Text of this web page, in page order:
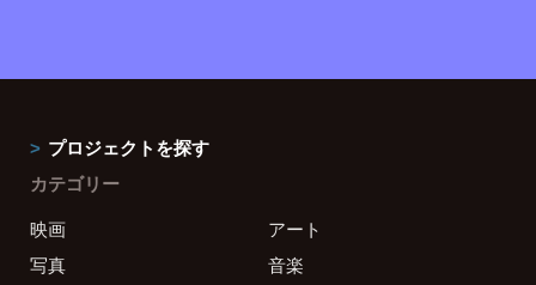
プロジェクトを探す
カテゴリー
映画
アート
写真
音楽